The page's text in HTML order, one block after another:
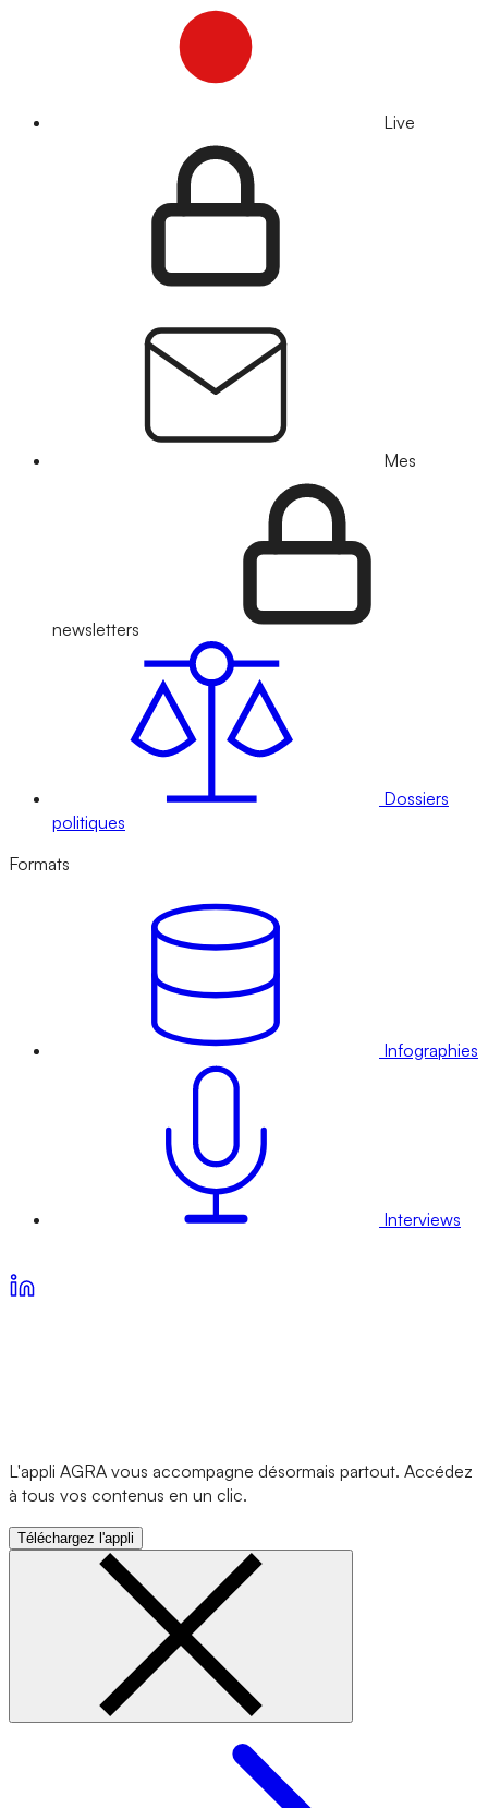
Live
Mes
newsletters
Dossiers
politiques
Formats
Infographies
Interviews
L'appli AGRA vous accompagne désormais partout. Accédez
à tous vos contenus en un clic.
Téléchargez l'appli